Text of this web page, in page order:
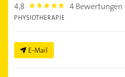
4,8 4.8 4 Bewertungen
PHYSIOTHERAPIE
E-Mail